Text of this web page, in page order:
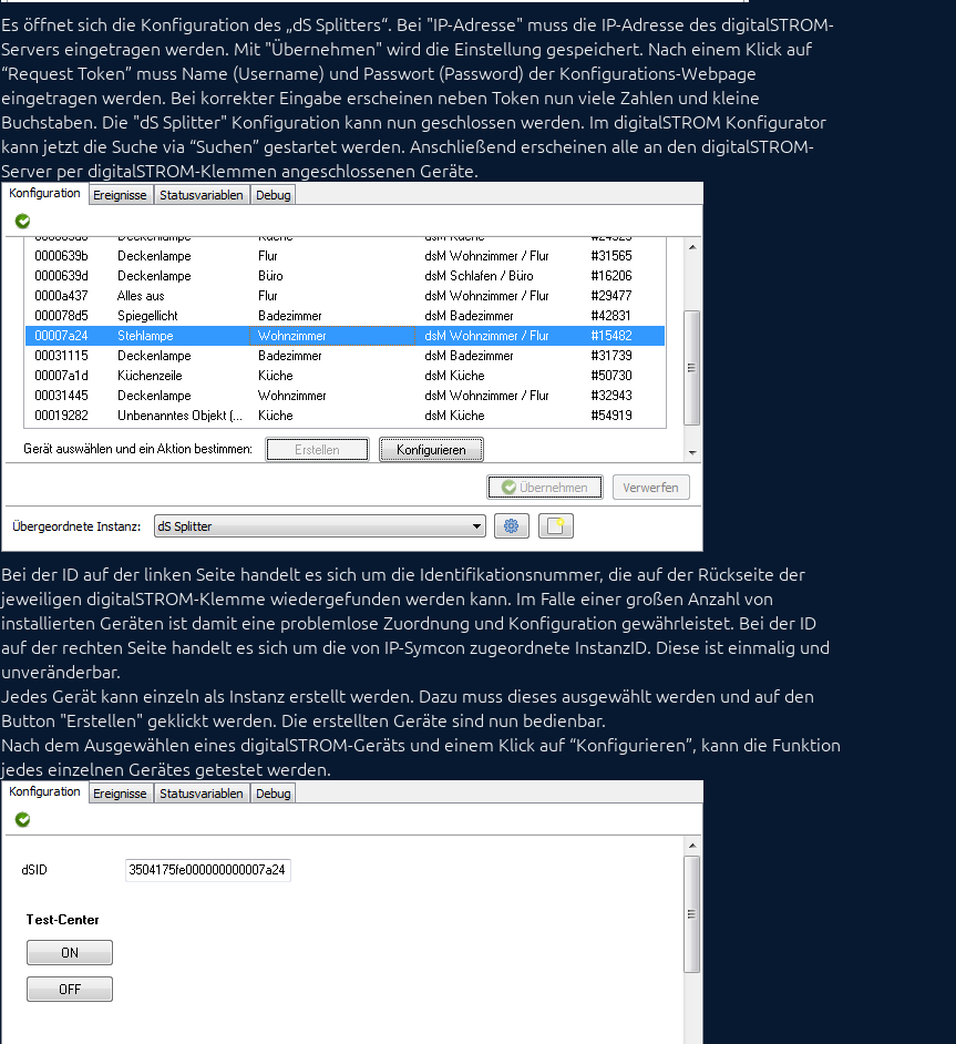
Es öffnet sich die Konfiguration des „dS Splitters“. Bei "IP-Adresse" muss die IP-Adresse des digitalSTROM-
Servers eingetragen werden. Mit "Übernehmen" wird die Einstellung gespeichert. Nach einem Klick auf
“Request Token” muss Name (Username) und Passwort (Password) der Konfigurations-Webpage
eingetragen werden. Bei korrekter Eingabe erscheinen neben Token nun viele Zahlen und kleine
Buchstaben. Die "dS Splitter" Konfiguration kann nun geschlossen werden. Im digitalSTROM Konfigurator
kann jetzt die Suche via “Suchen” gestartet werden. Anschließend erscheinen alle an den digitalSTROM-
Server per digitalSTROM-Klemmen angeschlossenen Geräte.
Bei der ID auf der linken Seite handelt es sich um die Identifikationsnummer, die auf der Rückseite der
jeweiligen digitalSTROM-Klemme wiedergefunden werden kann. Im Falle einer großen Anzahl von
installierten Geräten ist damit eine problemlose Zuordnung und Konfiguration gewährleistet. Bei der ID
auf der rechten Seite handelt es sich um die von IP-Symcon zugeordnete InstanzID. Diese ist einmalig und
unveränderbar.
Jedes Gerät kann einzeln als Instanz erstellt werden. Dazu muss dieses ausgewählt werden und auf den
Button "Erstellen" geklickt werden. Die erstellten Geräte sind nun bedienbar.
Nach dem Ausgewählen eines digitalSTROM-Geräts und einem Klick auf “Konfigurieren”, kann die Funktion
jedes einzelnen Gerätes getestet werden.